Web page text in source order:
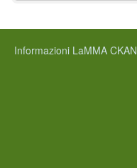
Informazioni LaMMA CKAN